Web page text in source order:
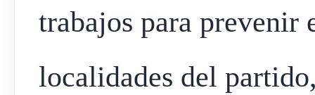
trabajos para prevenir
localidades del